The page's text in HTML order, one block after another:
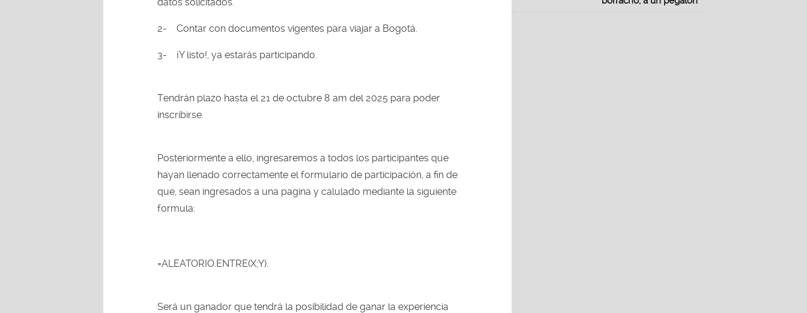
2- Contar con documentos vigentes para viajar a Bogotá.
3- ¡Y listo!, ya estarás participando.
Tendrán plazo hasta el 21 de octubre 8 am del 2025 para poder
inscribirse.
Posteriormente a ello, ingresaremos a todos los participantes que
hayan llenado correctamente el formulario de participación, a fin de
que, sean ingresados a una pagina y calulado mediante la siguiente
formula:
=ALEATORIO.ENTRE(X;Y).
Será un ganador que tendrá la posibilidad de ganar la experiencia